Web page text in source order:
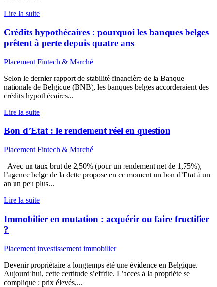
Lire la suite
Crédits hypothécaires : pourquoi les banques belges
prêtent à perte depuis quatre ans
Placement Fintech & Marché
Selon le dernier rapport de stabilité financière de la Banque
nationale de Belgique (BNB), les banques belges accorderaient des
crédits hypothécaires...
Lire la suite
Bon d’Etat : le rendement réel en question
Placement Fintech & Marché
Avec un taux brut de 2,50% (pour un rendement net de 1,75%),
l’agence belge de la dette propose en ce moment un bon d’Etat à un
an un peu plus...
Lire la suite
Immobilier en mutation : acquérir ou faire fructifier
?
Placement investissement immobilier
Devenir propriétaire a longtemps été une évidence en Belgique.
Aujourd’hui, cette certitude s’effrite. L’accès à la propriété se
complique : prix élevés,...